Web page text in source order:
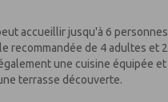
accueillir jusqu'à 6
recommandée de 4 adultes et
une cuisine équipée
terrasse découverte.